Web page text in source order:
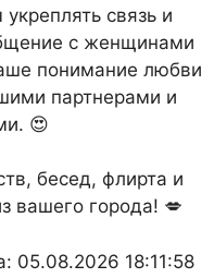
связь и
с женщинами
понимание любви
партнерами и
😍
бесед, флирта и
вашего города! 💋
05.08.2026 18:11:58